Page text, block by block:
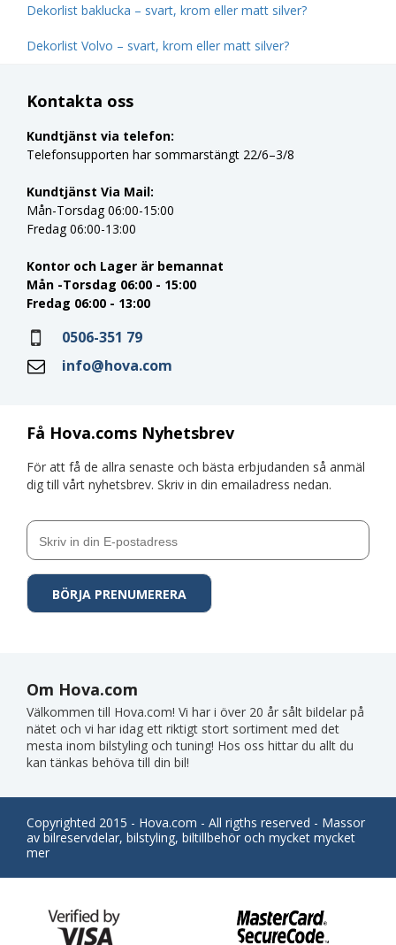
Dekorlist baklucka – svart, krom eller matt silver?
Dekorlist Volvo – svart, krom eller matt silver?
Få Hova.coms Nyhetsbrev
För att få de allra senaste och bästa erbjudanden så anmäl
dig till vårt nyhetsbrev. Skriv in din emailadress nedan.
Kontakta oss
Kundtjänst via telefon:
Telefonsupporten har sommarstängt 22/6–3/8
Kundtjänst Via Mail:
Mån-Torsdag 06:00-15:00
Fredag 06:00-13:00
Kontor och Lager är bemannat
Mån -Torsdag 06:00 - 15:00
Fredag 06:00 - 13:00
0506-351 79
info@hova.com
Om Hova.com
Välkommen till Hova.com! Vi har i över 20 år sålt bildelar på
nätet och vi har idag ett riktigt stort sortiment med det
mesta inom bilstyling och tuning! Hos oss hittar du allt du
kan tänkas behöva till din bil!
Copyrighted 2015 - Hova.com - All rigths reserved - Massor
av bilreservdelar, bilstyling, biltillbehör och mycket mycket
mer